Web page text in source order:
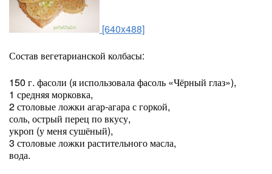
[640x488]
Состав вегетарианской колбасы:
150 г. фасоли (я использовала фасоль «Чёрный глаз»),
1 средняя морковка,
2 столовые ложки агар-агара с горкой,
соль, острый перец по вкусу,
укроп (у меня сушёный),
3 столовые ложки растительного масла,
вода.